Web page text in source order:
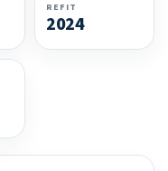
REFIT
2024